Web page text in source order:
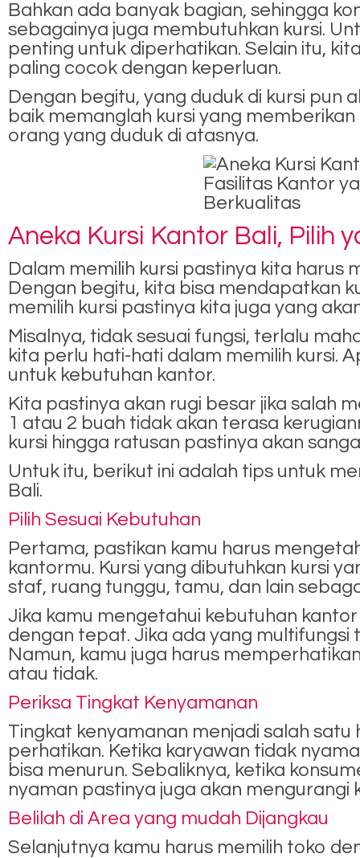
Bahkan ada banyak bagian, sehingga
sebagainya juga membutuhkan kursi.
penting untuk diperhatikan. Selain itu,
paling cocok dengan keperluan.
Dengan begitu, yang duduk di kursi pun
baik memanglah kursi yang
orang yang duduk di atasnya.
Aneka Kursi Kantor Bali, Pilih
Dalam memilih kursi pastinya kita harus
Dengan begitu, kita bisa mendapatkan
memilih kursi pastinya kita juga yang
Misalnya, tidak sesuai fungsi, terlalu
kita perlu hati-hati dalam memilih kursi.
untuk kebutuhan kantor.
Kita pastinya akan rugi besar jika salah
1 atau 2 buah tidak akan terasa
kursi hingga ratusan pastinya akan
Untuk itu, berikut ini adalah tips untuk
Bali.
Pilih Sesuai Kebutuhan
Pertama, pastikan kamu harus
kantormu. Kursi yang dibutuhkan kursi
staf, ruang tunggu, tamu, dan lain
Jika kamu mengetahui kebutuhan
dengan tepat. Jika ada yang multifungsi
Namun, kamu juga harus
atau tidak.
Periksa Tingkat Kenyamanan
Tingkat kenyamanan menjadi salah
perhatikan. Ketika karyawan tidak
bisa menurun. Sebaliknya, ketika
nyaman pastinya juga akan mengurangi
Belilah di Area yang mudah Dijangkau
Selanjutnya kamu harus memilih toko